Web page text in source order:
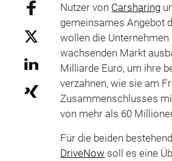
Nutzer von Carsharing
gemeinsames Angebot
wollen die
wachsenden Markt
Milliarde Euro, um ihre
verzahnen, wie sie am
Zusammenschlusses
von mehr als 60
Für die beiden
DriveNow soll es eine